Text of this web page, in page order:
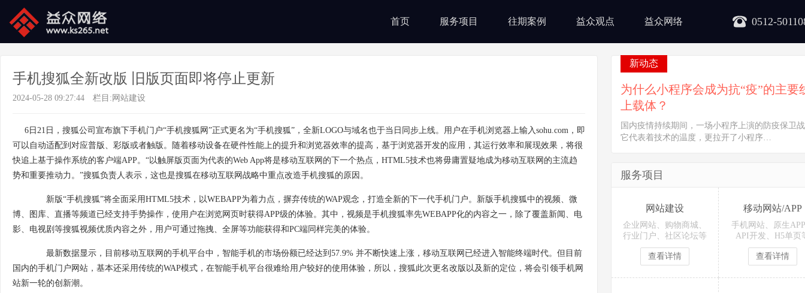
0512-
首页 服务项目 往期案例 益众观点 益众网络
手机搜狐全新改版 旧版页面即将停止更新
2024-05-28 09:27:44 栏目: 网站建设
6日21日，搜狐公司宣布旗下手机门户“手机搜狐网”正式更名为“手机搜狐”，全新LOGO与域名也于当日同步上线。用户在手机浏览器上输入sohu.com，即
可以自动适配到对应普版、彩版或者触版。随着移动设备在硬件性能上的提升和浏览器效率的提高，基于浏览器开发的应用，其运行效率和展现效果，将很
快追上基于操作系统的客户端APP。“以触屏版页面为代表的Web App将是移动互联网的下一个热点，HTML5技术也将毋庸置疑地成为移动互联网的主流趋
势和重要推动力。”搜狐负责人表示，这也是搜狐在移动互联网战略中重点改造手机搜狐的原因。
新版“手机搜狐”将全面采用HTML5技术，以WEBAPP为着力点，摒弃传统的WAP观念，打造全新的下一代手机门户。新版手机搜狐中的视频、微
博、图库、直播等频道已经支持手势操作，使用户在浏览网页时获得APP级的体验。其中，视频是手机搜狐率先WEBAPP化的内容之一，除了覆盖新闻、电
影、电视剧等搜狐视频优质内容之外，用户可通过拖拽、全屏等功能获得和PC端同样完美的体验。
最新数据显示，目前移动互联网的手机平台中，智能手机的市场份额已经达到57.9% 并不断快速上涨，移动互联网已经进入智能终端时代。但目前
国内的手机门户网站，基本还采用传统的WAP模式，在智能手机平台很难给用户较好的使用体验，所以，搜狐此次更名改版以及新的定位，将会引领手机网
站新一轮的创新潮。
新动态
为什么小程序会成为抗“疫”的主要
上载体？
国内疫情持续期间，一场小程序上演的防疫保卫
它代表着技术的温度，更拉开了小程序…
服务项目
网站建设
企业网站、购物商城、
行业门户、社区论坛等
查看详情
移动网站/APP
手机网站、原生
API开发、H5单页
查看详情